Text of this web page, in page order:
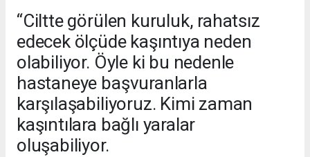
“Ciltte görülen kuruluk, rahatsız
edecek ölçüde kaşıntıya neden
olabiliyor. Öyle ki bu nedenle
hastaneye başvuranlarla
karşılaşabiliyoruz. Kimi zaman
kaşıntılara bağlı yaralar
oluşabiliyor.